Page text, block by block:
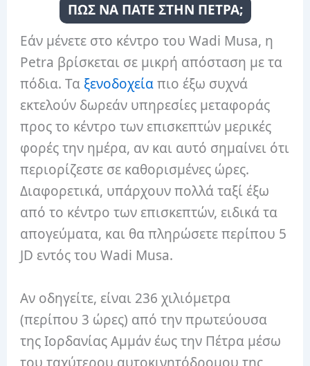
ΠΩΣ ΝΑ ΠΑΤΕ ΣΤΗΝ ΠΕΤΡΑ;
Εάν μένετε στο κέντρο του Wadi Musa, η
Petra βρίσκεται σε μικρή απόσταση με τα
πόδια. Τα ξενοδοχείαπιο έξω συχνά
εκτελούν δωρεάν υπηρεσίες μεταφοράς
προς το κέντρο των επισκεπτών μερικές
φορές την ημέρα, αν και αυτό σημαίνει ότι
περιορίζεστε σε καθορισμένες ώρες.
Διαφορετικά, υπάρχουν πολλά ταξί έξω
από το κέντρο των επισκεπτών, ειδικά τα
απογεύματα, και θα πληρώσετε περίπου 5
JD εντός του Wadi Musa.
Αν οδηγείτε, είναι 236 χιλιόμετρα
(περίπου 3 ώρες) από την πρωτεύουσα
της Ιορδανίας Αμμάν έως την Πέτρα μέσω
του ταχύτερου αυτοκινητόδρομου της